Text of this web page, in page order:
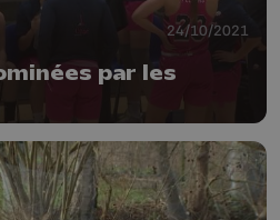
24/10/2021
par les